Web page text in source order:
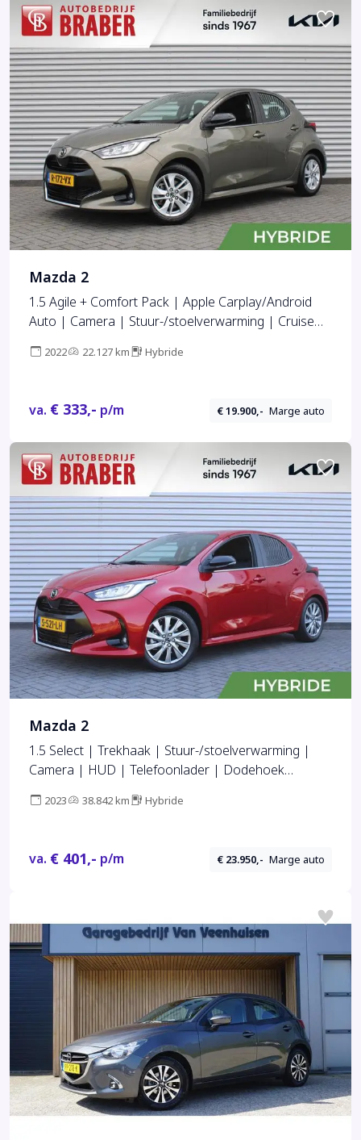
Mazda 2
1.5 Agile + Comfort Pack | Apple Carplay/Android
Auto | Camera | Stuur-/stoelverwarming | Cruise
2022 22.127 km Hybride
va. € 333,- p/m € 19.900,- Marge auto
Mazda 2
1.5 Select | Trekhaak | Stuur-/stoelverwarming |
Camera | HUD | Telefoonlader | Dodehoek
2023 38.842 km Hybride
va. € 401,- p/m € 23.950,- Marge auto